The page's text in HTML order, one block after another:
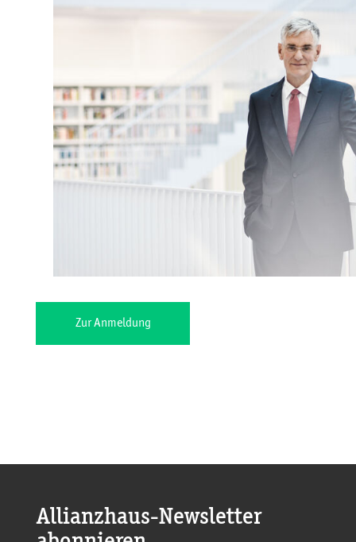
Zur Anmeldung
Allianzhaus-Newsletter